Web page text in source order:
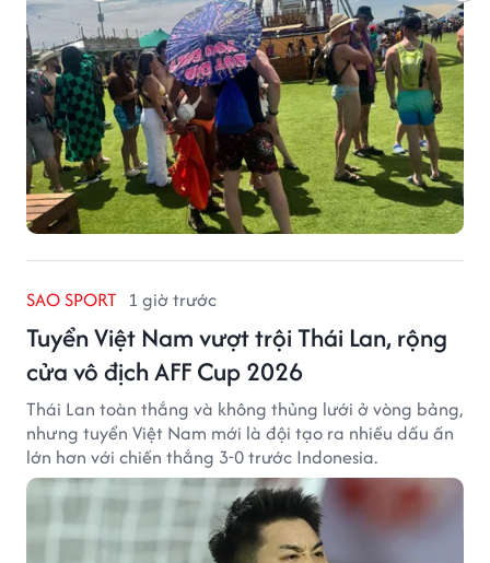
SAO SPORT 1 giờ trước
Tuyển Việt Nam vượt trội Thái Lan, rộng
cửa vô địch AFF Cup 2026
Thái Lan toàn thắng và không thủng lưới ở vòng bảng,
nhưng tuyển Việt Nam mới là đội tạo ra nhiều dấu ấn
lớn hơn với chiến thắng 3-0 trước Indonesia.